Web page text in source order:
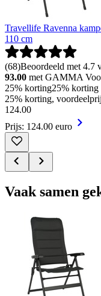
Travellife Ravenna
110 cm
(68)Beoordeeld met 4.7
93.00 met GAMMA
25% korting25% korting
25% korting,
124.00
Prijs: 124.00 euro
Vaak samen